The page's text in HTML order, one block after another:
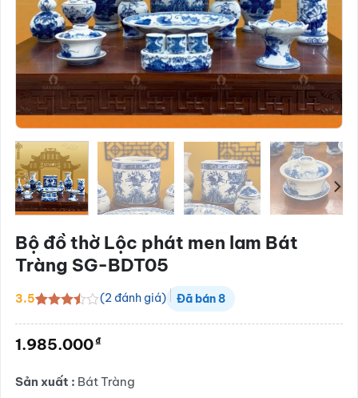
Bộ đồ thờ Lộc phát men lam Bát
Tràng SG-BDT05
3.5
trên
(2đánh giá) Đã bán8
1.985.000₫
Sản xuất : Bát Tràng